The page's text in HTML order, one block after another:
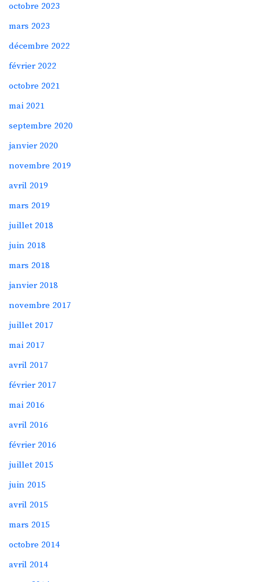
octobre 2023
mars 2023
décembre 2022
février 2022
octobre 2021
mai 2021
septembre 2020
janvier 2020
novembre 2019
avril 2019
mars 2019
juillet 2018
juin 2018
mars 2018
janvier 2018
novembre 2017
juillet 2017
mai 2017
avril 2017
février 2017
mai 2016
avril 2016
février 2016
juillet 2015
juin 2015
avril 2015
mars 2015
octobre 2014
avril 2014